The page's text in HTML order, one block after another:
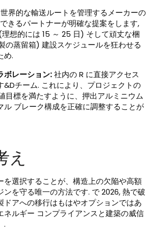
界的な輸送ルートを管理するメーカーの
きるパートナーが明確な提案をします,
想的には 15 ～ 25 日) そして頑丈な梱
の蒸留箱) 建設スケジュールを狂わせる
め.
ボレーション:社内の R に直接アクセス
&Dチーム. これにより、プロジェクトの
目標を満たすように、押出アルミニウム
ル ブレーク構成を正確に調整することが
え
を選択することが、構造上の欠陥や高額
ンを守る唯一の方法です. で 2026, 熱で破
ドアへの移行はもはやオプションではあ
ネルギー コンプライアンスと建築の威信
.